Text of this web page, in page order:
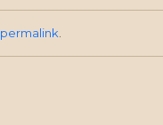
permalink